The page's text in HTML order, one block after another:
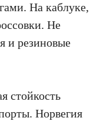
На каблуке,
Не
и резиновые
стойкость
Норвегия